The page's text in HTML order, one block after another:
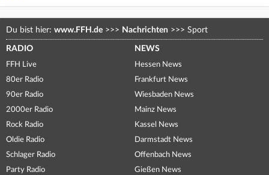
Du bist hier: www.FFH.de >>> Nachrichten >>> Sport
RADIO
FFH Live
80er Radio
90er Radio
2000er Radio
Rock Radio
Oldie Radio
Schlager Radio
Party Radio
NEWS
Hessen News
Frankfurt News
Wiesbaden News
Mainz News
Kassel News
Darmstadt News
Offenbach News
Gießen News